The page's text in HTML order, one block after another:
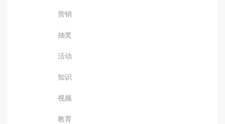
营销
抽奖
活动
知识
视频
教育